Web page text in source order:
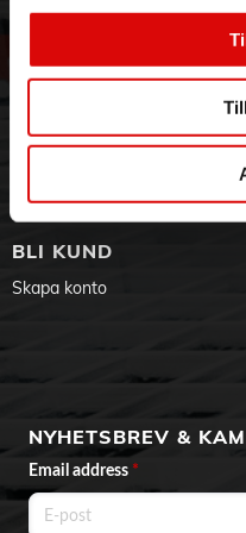
Apple iPhone 15
Om oss
Hållbarhet
Jobba hos oss
BLI KUND
Skapa konto
NYHETSBREV &
Email address *